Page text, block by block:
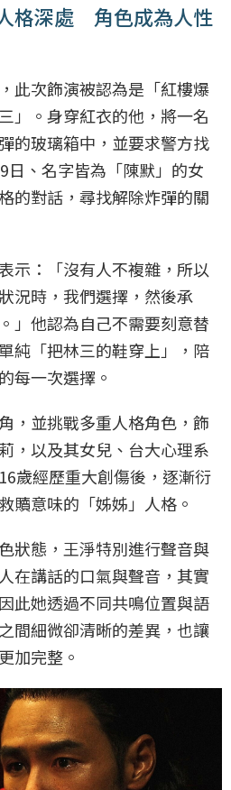
格深處 角色成為人性
此次飾演被認為是「紅樓爆
」。身穿紅衣的他，將一名
的玻璃箱中，並要求警方找
日、名字皆為「陳默」的女
的對話，尋找解除炸彈的關
示：「沒有人不複雜，所以
況時，我們選擇，然後承
」他認為自己不需要刻意替
純「把林三的鞋穿上」，陪
每一次選擇。
，並挑戰多重人格角色，飾
，以及其女兒、台大心理系
歲經歷重大創傷後，逐漸衍
贖意味的「姊姊」人格。
狀態，王淨特別進行聲音與
在講話的口氣與聲音，其實
此她透過不同共鳴位置與語
間細微卻清晰的差異，也讓
加完整。